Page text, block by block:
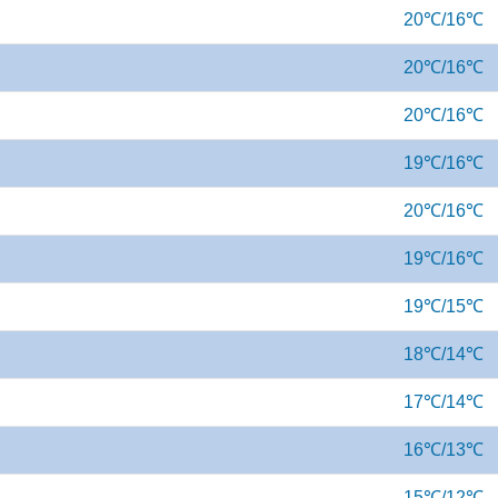
20℃/16℃
20℃/16℃
20℃/16℃
19℃/16℃
20℃/16℃
19℃/16℃
19℃/15℃
18℃/14℃
17℃/14℃
16℃/13℃